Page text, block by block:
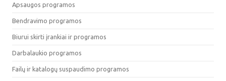
Apsaugos programos
Bendravimo programos
Biurui skirti įrankiai ir programos
Darbalaukio programos
Failų ir katalogų suspaudimo programos